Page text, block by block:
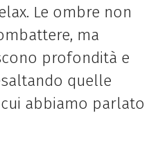
Le ombre non
ma
profondità e
quelle
abbiamo parlato